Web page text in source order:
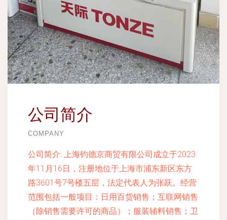
公司简介
COMPANY
公司简介: 上海钧德京商贸有限公司成立于2023
年11月16日，注册地位于上海市浦东新区东方
路3601号7号楼五层，法定代表人为张跃。经营
范围包括一般项目：日用百货销售；互联网销售
（除销售需要许可的商品）；服装辅料销售；卫